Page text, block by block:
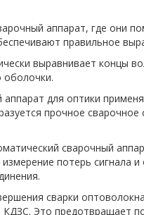
аппарат, где они
правильное
выравнивает концы
оболочки.
для оптики
прочное
сварочный
потерь сигнала
сварки
Это предотвращает